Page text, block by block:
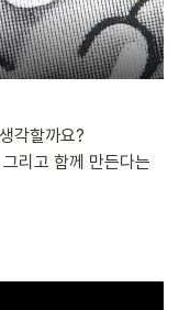
각할까요?
리고 함께 만든다는